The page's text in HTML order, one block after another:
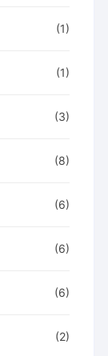
(1)
(1)
(3)
(8)
(6)
(6)
(6)
(2)